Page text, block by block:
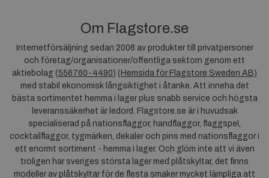
Om Flagstore.se
Internetförsäljning sedan 2006 av produkter till privatpersoner
och företag/organisationer/offentliga sektorn genom ett
aktiebolag (556760-4490) ( Hemsida för Flagstore Sweden AB)
med stabil ekonomisk långsiktighet i åtanke. Att inneha det
bästa sortimentet hemma i lager plus snabb service och högsta
leveranssäkerhet är ledord. Flagstore.se är i huvudsak
specialiserad på nationsflaggor, handflaggor, flaggspel,
cocktailflaggor, tygmärken, dekaler och pins med nationsflaggor i
ett enormt sortiment - hemma i lager. Och glöm inte att vi även
troligen har sveriges största lager med plåtskyltar, det finns
modeller av plåtskyltar för de flesta smaker mycket lämpliga att